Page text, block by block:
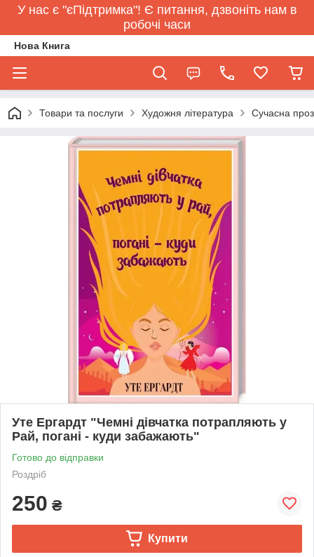
У нас є "єПідтримка"! Є питання, дзвоніть нам в
робочі часи
Нова Книга
Товари та послуги Художня література Сучасна
Уте Ергардт "Чемні дівчатка потрапляють у
Рай, погані - куди забажають"
Готово до відправки
Роздріб
250 ₴
Купити